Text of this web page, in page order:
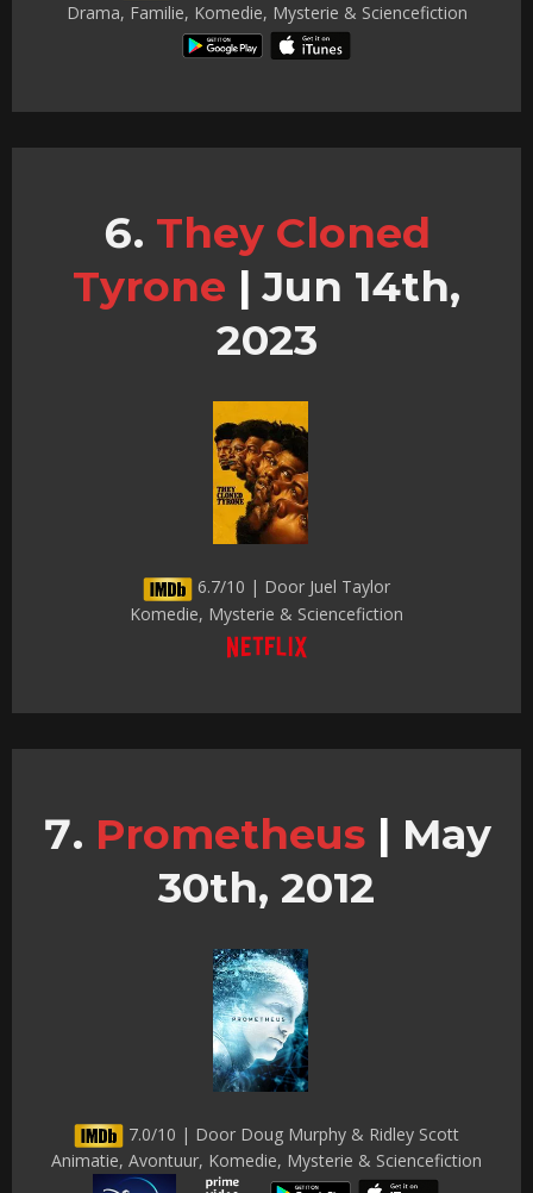
Drama, Familie, Komedie, Mysterie & Sciencefiction
They Cloned
Tyrone | Jun 14th,
2023
6.7/10 | Door Juel Taylor
Komedie, Mysterie & Sciencefiction
Prometheus | May
30th, 2012
7.0/10 | Door Doug Murphy & Ridley Scott
Animatie, Avontuur, Komedie, Mysterie & Sciencefiction